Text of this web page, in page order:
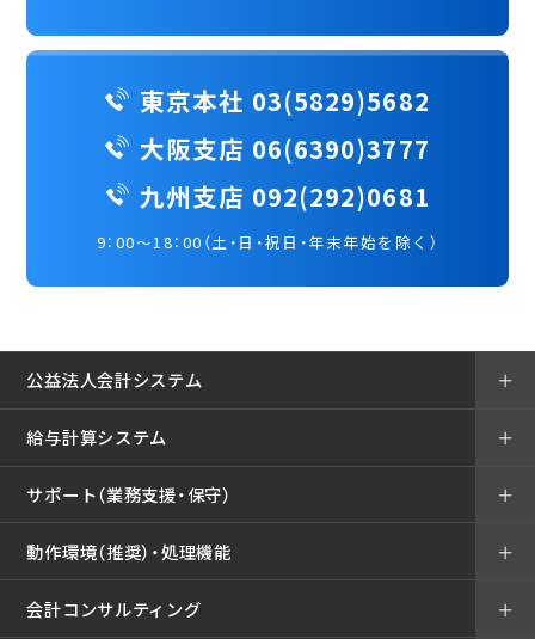
東京本社 03(5829)5682
大阪支店 06(6390)3777
九州支店 092(292)0681
9：00～18：00（土・日・祝日・年末年始を除く）
公益法人会計システム ＋
給与計算システム ＋
サポート（業務支援・保守） ＋
動作環境（推奨）・処理機能 ＋
会計コンサルティング ＋